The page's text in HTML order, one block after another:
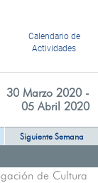
Calendario de
Actividades
30 Marzo 2020 -
05 Abril 2020
Siguiente Semana
de Cultura